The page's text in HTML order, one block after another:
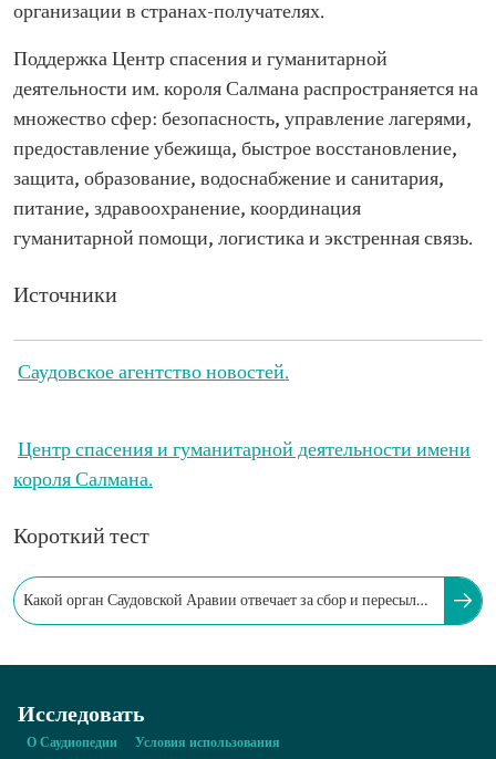
организации в странах-получателях.
Поддержка Центр спасения и гуманитарной
деятельности им. короля Салмана распространяется на
множество сфер: безопасность, управление лагерями,
предоставление убежища, быстрое восстановление,
защита, образование, водоснабжение и санитария,
питание, здравоохранение, координация
гуманитарной помощи, логистика и экстренная связь.
Источники
Саудовское агентство новостей.
Центр спасения и гуманитарной деятельности имени
короля Салмана.
Короткий тест
Какой орган Саудовской Аравии отвечает за сбор и пересылку
Исследовать
О Саудиопедии Условия использования